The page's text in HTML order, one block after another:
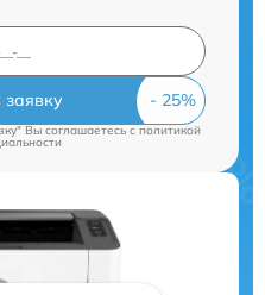
заявку
Вы соглашаетесь cполитикой